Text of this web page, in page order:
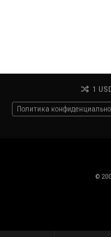
1
Политика
©